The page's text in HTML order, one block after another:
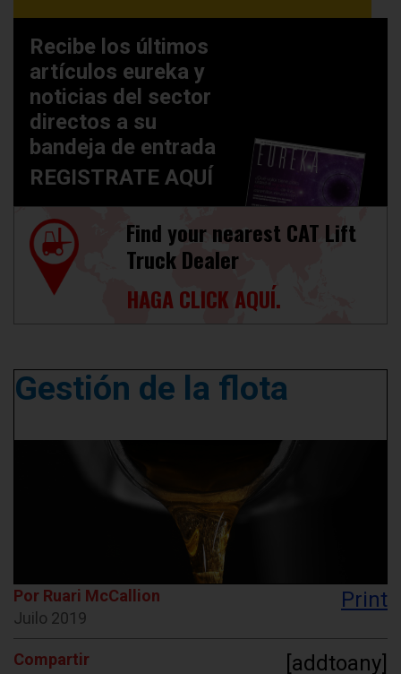
Recibe los últimos
artículos eureka y
noticias del sector
directos a su
bandeja de entrada
REGISTRATE AQUÍ
Find your nearest CAT Lift
Truck Dealer
HAGA CLICK AQUÍ.
Gestión de la flota
Por Ruari McCallion
Juilo 2019
Print
Compartir [addtoany]